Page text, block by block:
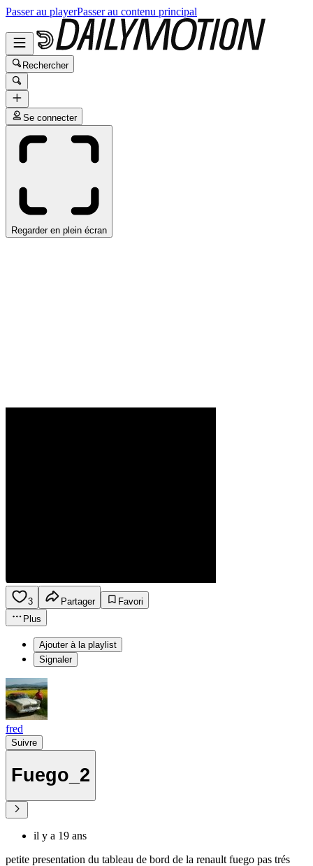
Passer au playerPasser au contenu principal
Rechercher
Se connecter
Regarder en plein écran
3 Partager
Favori
Plus
Ajouter à la playlist
Signaler
fred
Suivre
Fuego_2
il y a 19 ans
petite presentation du tableau de bord de la renault fuego pas trés